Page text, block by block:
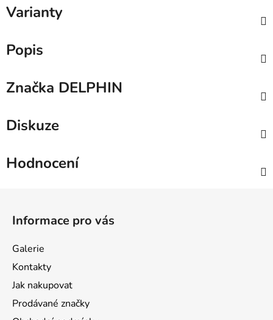
Varianty
Popis
Značka DELPHIN
Diskuze
Hodnocení
Informace pro vás
Galerie
Kontakty
Jak nakupovat
Prodávané značky